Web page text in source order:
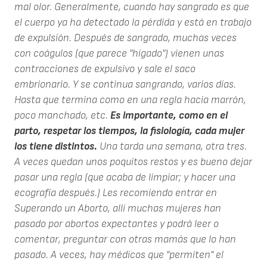
mal olor. Generalmente, cuando hay sangrado es que
el cuerpo ya ha detectado la pérdida y está en trabajo
de expulsión. Después de sangrado, muchas veces
con coágulos (que parece "hígado") vienen unas
contracciones de expulsivo y sale el saco
embrionario. Y se continua sangrando, varios días.
Hasta que termina como en una regla hacia marrón,
poco manchado, etc. Es importante, como en el
parto, respetar los tiempos, la fisiología, cada mujer
los tiene distintos. Una tarda una semana, otra tres.
A veces quedan unos poquitos restos y es bueno dejar
pasar una regla (que acaba de limpiar; y hacer una
ecografía después.) Les recomiendo entrar en
Superando un Aborto, allí muchas mujeres han
pasado por abortos expectantes y podrá leer o
comentar, preguntar con otras mamás que lo han
pasado. A veces, hay médicos que "permiten" el